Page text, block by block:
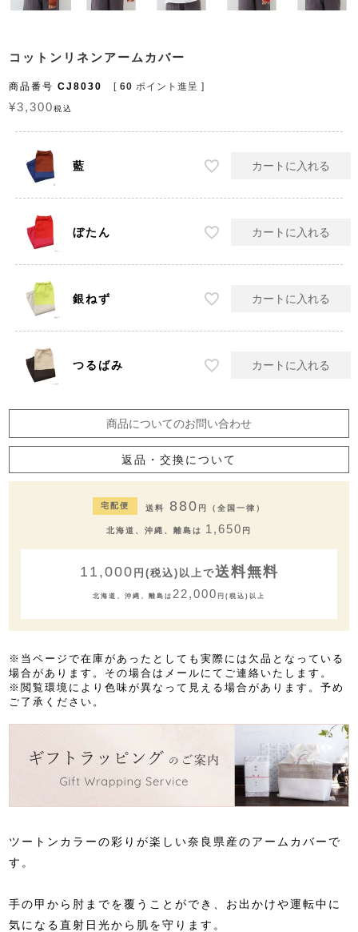
コットンリネンアームカバー
商品番号 CJ8030 [ 60 ポイント進呈 ]
¥3,300税込
藍 カートに入れる
ぼたん カートに入れる
銀ねず カートに入れる
つるばみ カートに入れる
商品についてのお問い合わせ
返品・交換について
宅配便 送料 880 円（全国一律）
北海道、沖縄、離島は 1,650 円
11,000 円(税込)以上で送料無料
北海道、沖縄、離島は 22,000 円(税込)以上
※当ページで在庫があったとしても実際には欠品となっている
場合があります。その場合はメールにてご連絡いたします。
※閲覧環境により色味が異なって見える場合があります。予め
ご了承ください。
ツートンカラーの彩りが楽しい奈良県産のアームカバーで
す。
手の甲から肘までを覆うことができ、お出かけや運転中に
気になる直射日光から肌を守ります。